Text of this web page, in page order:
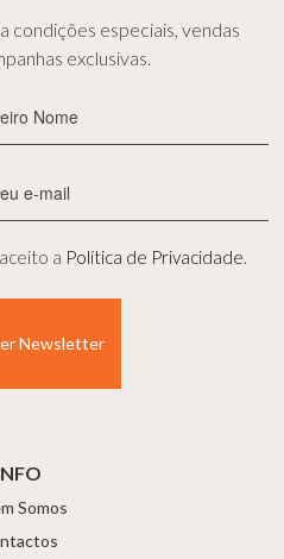
condições especiais, vendas
exclusivas.
Nome
mail
Privacidade
a Política de Privacidade.
Somos